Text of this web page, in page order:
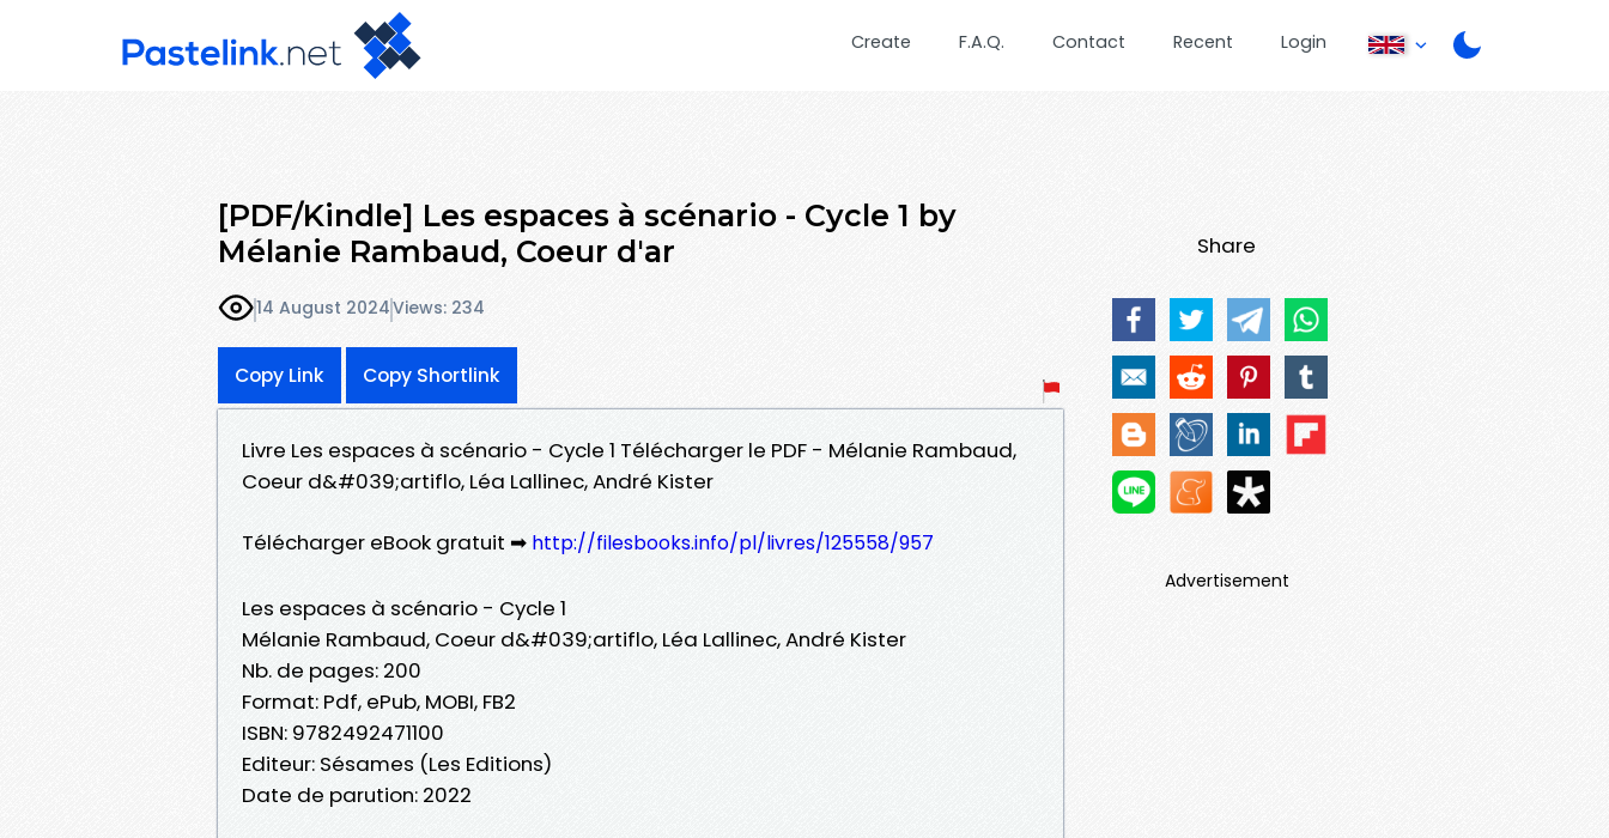
Create F.A.Q. Contact Recent Login
[PDF/Kindle] Les espaces à scénario - Cycle 1 by
Mélanie Rambaud, Coeur d'ar
14 August 2024Views: 234
Copy Link Copy Shortlink
Livre Les espaces à scénario - Cycle 1 Télécharger le PDF - Mélanie Rambaud,
Coeur d&#039;artiflo, Léa Lallinec, André Kister
Télécharger eBook gratuit ➡ http://filesbooks.info/pl/livres/125558/957
Les espaces à scénario - Cycle 1
Mélanie Rambaud, Coeur d&#039;artiflo, Léa Lallinec, André Kister
Nb. de pages: 200
Format: Pdf, ePub, MOBI, FB2
ISBN: 9782492471100
Editeur: Sésames (Les Editions)
Date de parution: 2022
Share
Advertisement